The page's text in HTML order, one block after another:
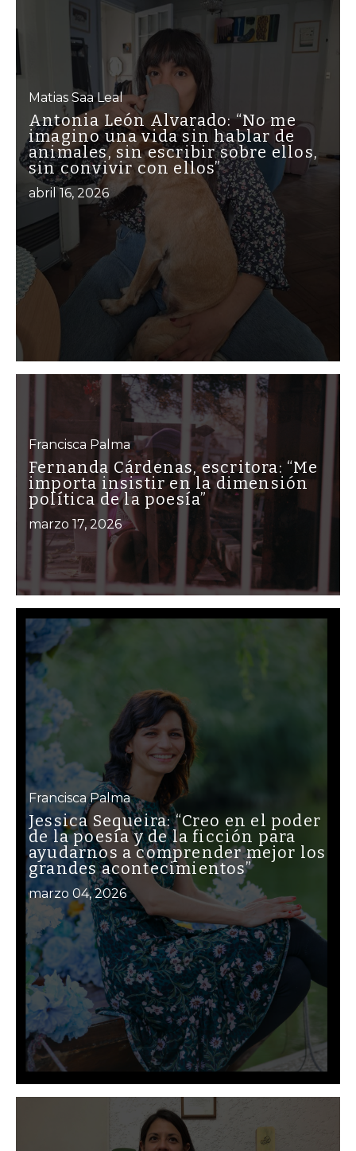
Matias Saa Leal
Antonia León Alvarado: “No me
imagino una vida sin hablar de
animales, sin escribir sobre ellos,
sin convivir con ellos”
abril 16, 2026
Francisca Palma
Fernanda Cárdenas, escritora: “Me
importa insistir en la dimensión
política de la poesía”
marzo 17, 2026
Francisca Palma
Jessica Sequeira: “Creo en el poder
de la poesía y de la ficción para
ayudarnos a comprender mejor los
grandes acontecimientos”
marzo 04, 2026